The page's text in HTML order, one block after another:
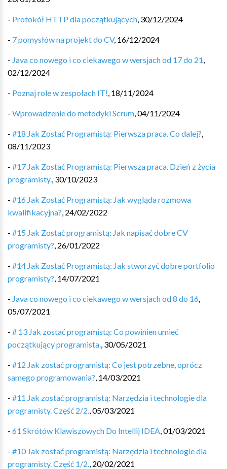
- Protokół HTTP dla początkujących, 30/12/2024
- 7 pomysłów na projekt do CV, 16/12/2024
- Java co nowego i co ciekawego w wersjach od 17 do 21,
02/12/2024
- Poznaj role w zespołach IT!, 18/11/2024
- Wprowadzenie do metodyki Scrum,04/11/2024
- #18 Jak Zostać Programistą: Pierwsza praca. Co dalej?,
08/11/2023
- #17 Jak Zostać Programistą: Pierwsza praca. Dzień z życia
programisty., 30/10/2023
- #16 Jak Zostać Programistą: Jak wygląda rozmowa
kwalifikacyjna?, 24/02/2022
- #15 Jak Zostać programistą: Jak napisać dobre CV
programisty?, 26/01/2022
- #14 Jak Zostać Programistą: Jak stworzyć dobre portfolio
programisty?, 14/07/2021
- Java co nowego i co ciekawego w wersjach od 8 do 16,
05/07/2021
- # 13 Jak zostać programistą: Co powinien umieć
początkujący programista., 30/05/2021
- #12 Jak zostać programistą: Co jest potrzebne, oprócz
samego programowania?, 14/03/2021
- #11 Jak zostać programistą: Narzędzia i technologie dla
programisty. Część 2/2.,05/03/2021
- 61 Skrótów Klawiszowych Do Intellij IDEA,01/03/2021
- #10 Jak zostać programistą: Narzędzia i technologie dla
programisty. Część 1/2., 20/02/2021